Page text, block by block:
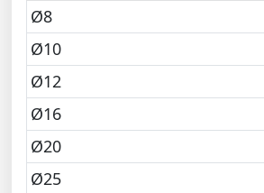
Ø8
Ø10
Ø12
Ø16
Ø20
Ø25